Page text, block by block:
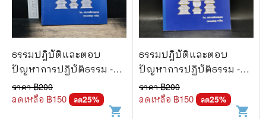
ธรรมปฏิบัติและตอบ
ปัญหาการปฏิบัติธรรม -
พระราชสังวรญาณ
ราคา ฿200
ลดเหลือ ฿150 ลด25%
shopping_cart
ธรรมปฏิบัติและตอบ
ปัญหาการปฏิบัติธรรม -
พระราชสังวรญาณ
ราคา ฿200
ลดเหลือ ฿150 ลด25%
shopping_cart